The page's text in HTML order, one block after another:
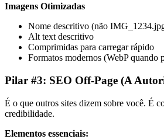
Imagens Otimizadas
Nome descritivo (não
Alt text descritivo
Comprimidas para carregar rápido
Formatos modernos (WebP quando
Pilar #3: SEO Off-Page (A
É o que outros sites dizem sobre você. É
credibilidade.
Elementos essenciais: